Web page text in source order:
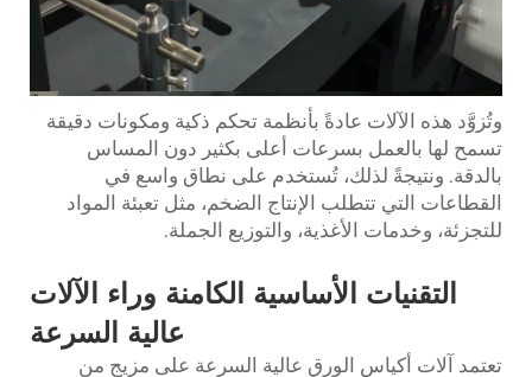
وتُزوَّد هذه الآلات عادةً بأنظمة تحكم ذكية ومكونات دقيقة
تسمح لها بالعمل بسرعات أعلى بكثير دون المساس
بالدقة. ونتيجةً لذلك، تُستخدم على نطاق واسع في
القطاعات التي تتطلب الإنتاج الضخم، مثل تعبئة المواد
للتجزئة، وخدمات الأغذية، والتوزيع الجملة.
التقنيات الأساسية الكامنة وراء الآلات
عالية السرعة
تعتمد آلات أكياس الورق عالية السرعة على مزيج من